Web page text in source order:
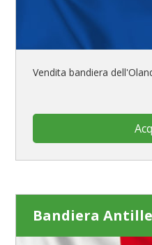
Vendita bandiera
Bandiera